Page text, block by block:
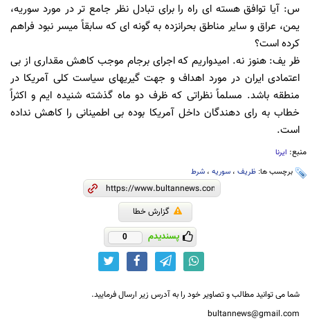
س: آیا توافق هسته ای راه را برای تبادل نظر جامع تر در مورد سوریه،
یمن، عراق و سایر مناطق بحرانزده به گونه ای که سابقاً میسر نبود فراهم
کرده است؟
ظر یف: هنوز نه. امیدواریم که اجرای برجام موجب کاهش مقداری از بی
اعتمادی ایران در مورد اهداف و جهت گیریهای سیاست کلی آمریکا در
منطقه باشد. مسلماً نظراتی که ظرف دو ماه گذشته شنیده ایم و اکثراً
خطاب به رای دهندگان داخل آمریکا بوده بی اطمینانی را کاهش نداده
است.
منبع: ایرنا
برچسب ها: ظریف ، سوریه ، شرط
گزارش خطا
پسندیدم 0
شما می توانید مطالب و تصاویر خود را به آدرس زیر ارسال فرمایید.
bultannews@gmail.com